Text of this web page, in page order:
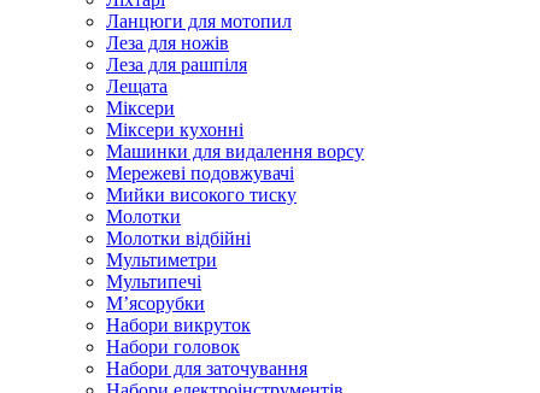
Ланцюги для мотопил
Леза для ножів
Леза для рашпіля
Лещата
Міксери
Міксери кухонні
Машинки для видалення ворсу
Мережеві подовжувачі
Мийки високого тиску
Молотки
Молотки відбійні
Мультиметри
Мультипечі
М’ясорубки
Набори викруток
Набори головок
Набори для заточування